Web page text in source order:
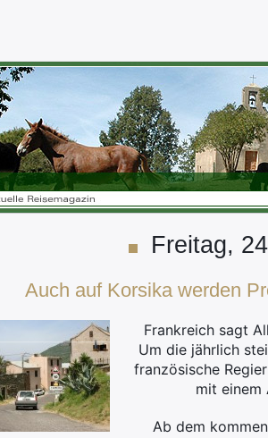
Freitag,
Auch auf Korsika werden
Frankreich sagt
Um die jährlich
französische
mit einem
Ab dem